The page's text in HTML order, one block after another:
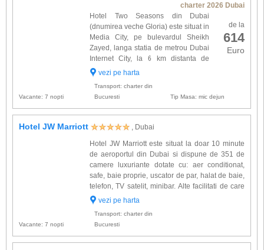
charter 2026 Dubai
de la
614
Euro
Hotel Two Seasons din Dubai
(dnumirea veche Gloria) este situat in
Media City, pe bulevardul Sheikh
Zayed, langa statia de metrou Dubai
Internet City, la 6 km distanta de
parcul acvatic Wild Wadi, 10 min. de
Beach Residence. Comple...
vezi pe harta
Vacante: 7 nopti
Transport: charter din
Bucuresti
Tip Masa: mic dejun
Hotel JW Marriott
, Dubai
Hotel JW Marriott este situat la doar 10 minute
de aeroportul din Dubai si dispune de 351 de
camere luxuriante dotate cu: aer conditionat,
safe, baie proprie, uscator de par, halat de baie,
telefon, TV satelit, minibar. Alte facilitati de care
veti beneficia la hotelul JW Marriott: 10
w...
vezi pe harta
Vacante: 7 nopti
Transport: charter din
Bucuresti